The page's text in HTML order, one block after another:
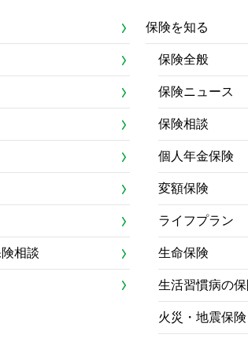
相談
保険を知る
保険全般
保険ニュース
保険相談
個人年金保険
変額保険
ライフプラン
生命保険
生活習慣病の保
火災・地震保険